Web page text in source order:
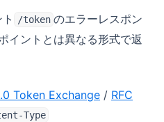
/token のエラーレスポン
イントとは異なる形式で返
Token Exchange(opens in a
/ RFC
tab)Type